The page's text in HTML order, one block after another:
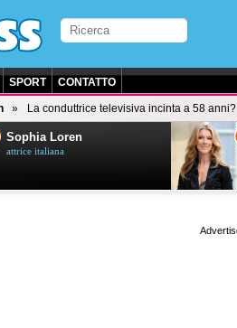
SPORT CONTATTO
La conduttrice televisiva incinta a 58 anni?
Sophia Loren
attrice italiana